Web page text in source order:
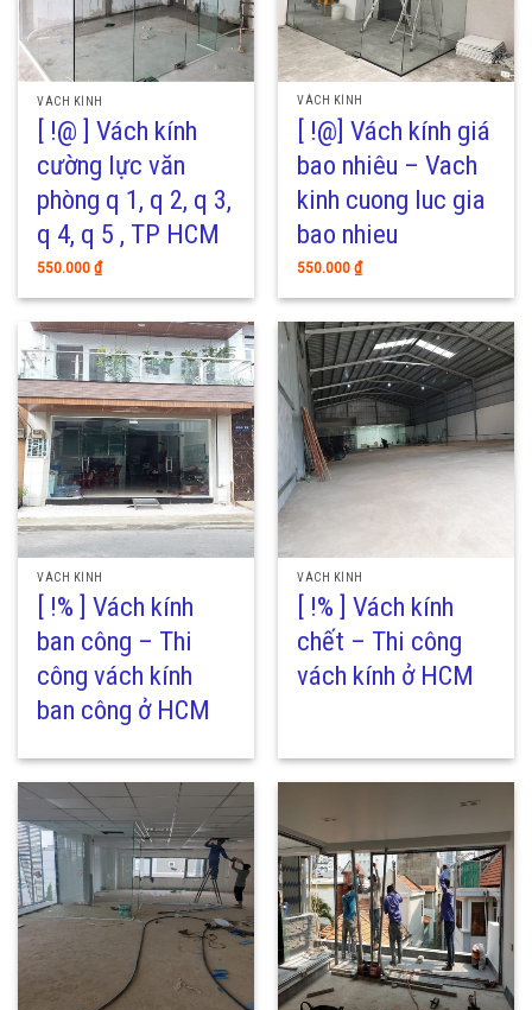
VÁCH KÍNH
[ !@ ] Vách kính
cường lực văn
phòng q 1, q 2, q 3,
q 4, q 5 , TP HCM
550.000₫
VÁCH KÍNH
[ !@] Vách kính giá
bao nhiêu – Vach
kinh cuong luc gia
bao nhieu
550.000₫
VÁCH KÍNH
[ !% ] Vách kính
ban công – Thi
công vách kính
ban công ở HCM
VÁCH KÍNH
[ !% ] Vách kính
chết – Thi công
vách kính ở HCM